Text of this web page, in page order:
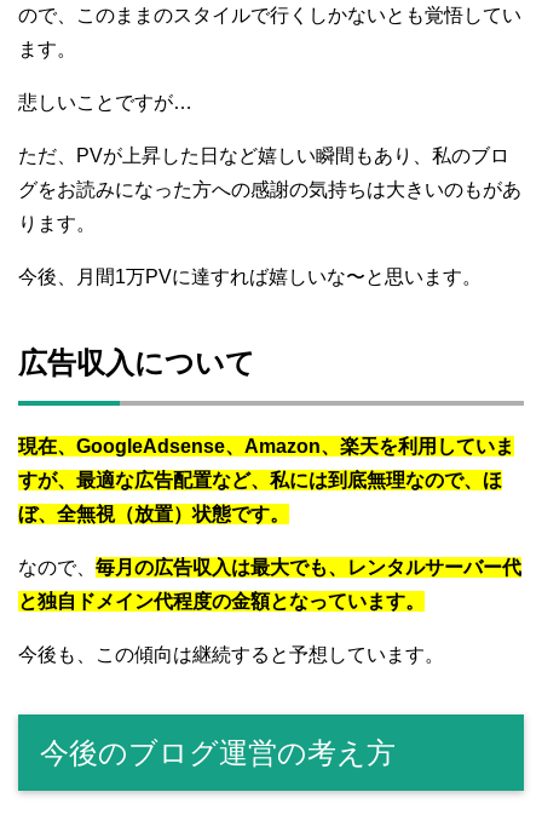
ので、このままのスタイルで行くしかないとも覚悟してい
ます。
悲しいことですが…
ただ、PVが上昇した日など嬉しい瞬間もあり、私のブロ
グをお読みになった方への感謝の気持ちは大きいのもがあ
ります。
今後、月間1万PVに達すれば嬉しいな〜と思います。
広告収入について
現在、GoogleAdsense、Amazon、楽天を利用していま
すが、最適な広告配置など、私には到底無理なので、ほ
ぼ、全無視（放置）状態です。
なので、 毎月の広告収入は最大でも、レンタルサーバー代
と独自ドメイン代程度の金額となっています。
今後も、この傾向は継続すると予想しています。
今後のブログ運営の考え方